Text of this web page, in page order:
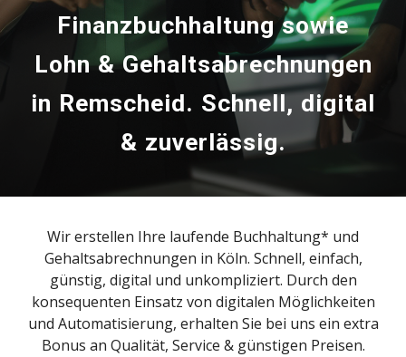
Finanzbuchhaltung sowie
Lohn & Gehaltsabrechnungen
in Remscheid. Schnell, digital
& zuverlässig.
Wir erstellen Ihre laufende Buchhaltung* und
Gehaltsabrechnungen in Köln. Schnell, einfach,
günstig, digital und unkompliziert. Durch den
konsequenten Einsatz von digitalen Möglichkeiten
und Automatisierung, erhalten Sie bei uns ein extra
Bonus an Qualität, Service & günstigen Preisen.